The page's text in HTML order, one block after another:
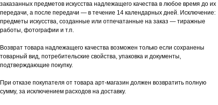
заказанных предметов искусства надлежащего качества в любое время до их
передачи, а после передачи — в течение 14 календарных дней. Исключение:
предметы искусства, созданные или отпечатанные на заказ — тиражные
работы, фотографии и т.п.
Возврат товара надлежащего качества возможен только если сохранены
товарный вид, потребительские свойства, упаковка и документы,
подтверждающие покупку.
При отказе покупателя от товара арт-магазин должен возвратить полную
сумму, за исключением расходов на доставку.